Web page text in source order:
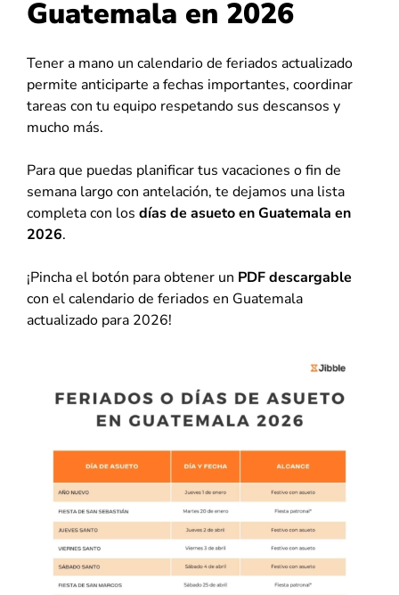
Guatemala en 2026
Tener a mano un calendario de feriados actualizado
permite anticiparte a fechas importantes, coordinar
tareas con tu equipo respetando sus descansos y
mucho más.
Para que puedas planificar tus vacaciones o fin de
semana largo con antelación, te dejamos una lista
completa con los días de asueto en Guatemala en
2026.
¡Pincha el botón para obtener un PDF descargable
con el calendario de feriados en Guatemala
actualizado para 2026!